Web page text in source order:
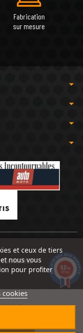
€
Fabrication
sur mesure
arrow_drop_down
arrow_drop_down
arrow_drop_down
arrow_drop_down
et ceux de tiers
nous vous
pour profiter
cookies
SERIOUSWEB
9.2/10
1492 avis